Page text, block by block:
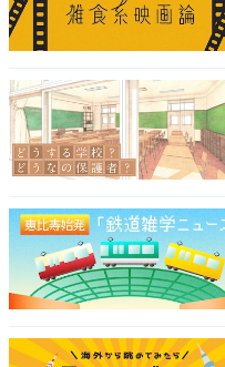
早速いただいてみまし
ようです！
口に入れた後もだし巻き
た食感は、もはやパンを
くらい。辛うじて後味に
出すようなレベルです
オーブンで焼き上げると